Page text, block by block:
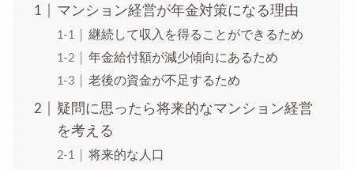
マンション経営が年金対策になる理由
継続して収入を得ることができるため
年金給付額が減少傾向にあるため
老後の資金が不足するため
疑問に思ったら将来的なマンション経営
を考える
将来的な人口